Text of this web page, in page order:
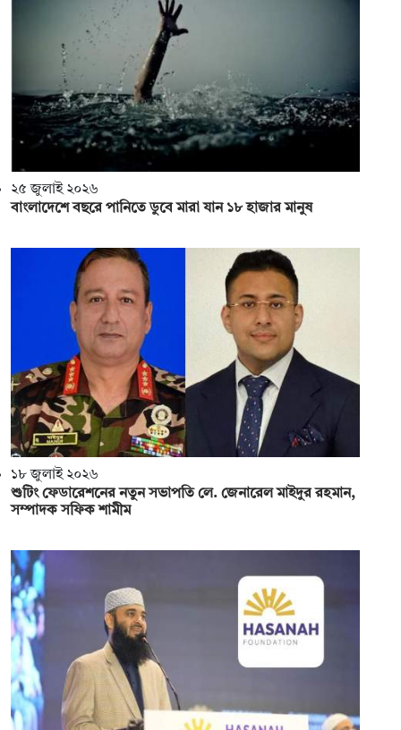
২৫ জুলাই ২০২৬
বাংলাদেশে বছরে পানিতে ডুবে মারা যান ১৮ হাজার মানুষ
১৮ জুলাই ২০২৬
শুটিং ফেডারেশনের নতুন সভাপতি লে. জেনারেল মাইদুর রহমান,
সম্পাদক সফিক শামীম